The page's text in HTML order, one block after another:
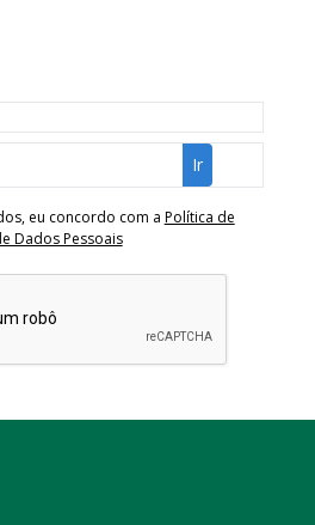
eu concordo com a Política de
Dados Pessoais